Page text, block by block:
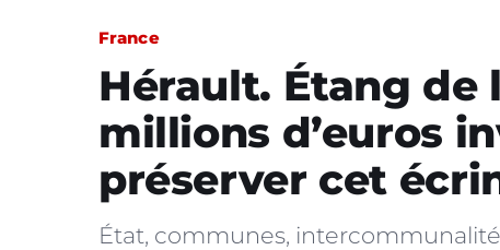
France
Hérault. Étang de
millions d’euros
préserver cet
État, communes,